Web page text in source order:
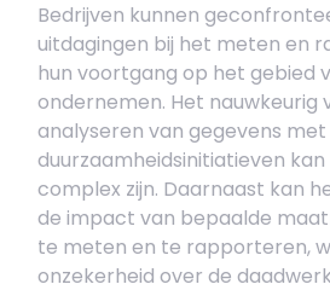
Bedrijven kunnen
uitdagingen bij het meten en
hun voortgang op het gebied
ondernemen. Het nauwkeurig
analyseren van gegevens
duurzaamheidsinitiatieven
complex zijn. Daarnaast kan
de impact van bepaalde
te meten en te rapporteren,
onzekerheid over de